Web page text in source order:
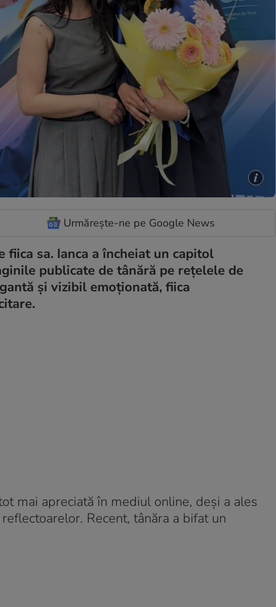
Urmărește-ne pe Google News
sa. Ianca a încheiat un capitol
publicate de tânără pe rețelele de
și vizibil emoționată, fiica
mai apreciată în mediul online, deși a ales
Recent, tânăra a bifat un